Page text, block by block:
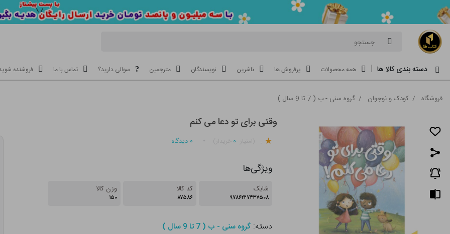
جستجو
دسته بندی کالا ها همه محصولات پرفروش ها ناشرین نویسندگان مترجمین سوالی دارید؟ تماس با ما فروشنده
فروشگاه / کودک و نوجوان / گروه سنی - ب ( 7 تا 9 سال )
وقتی برای تو دعا می کنم
. ۰ ۰ دیدگاه
ویژگی‌ها
شابک
۹۷۸۶۲۲۷۴۳۷۵۰۸
کد کالا
۸۷۵۸۶
وزن کالا
۱۵۰
دسته: گروه سنی - ب ( 7 تا 9 سال )